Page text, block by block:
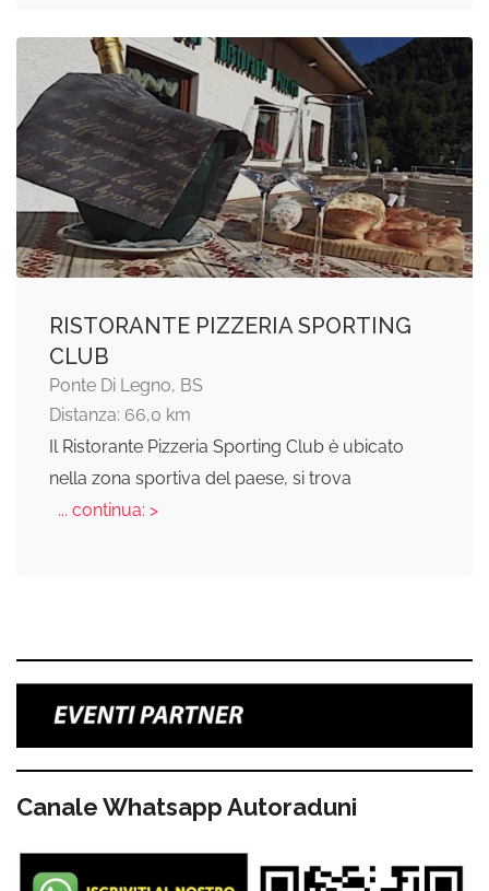
RISTORANTE PIZZERIA SPORTING
CLUB
Ponte Di Legno, BS
Distanza: 66,0 km
Il Ristorante Pizzeria Sporting Club è ubicato
nella zona sportiva del paese, si trova
... continua: >
Canale Whatsapp Autoraduni